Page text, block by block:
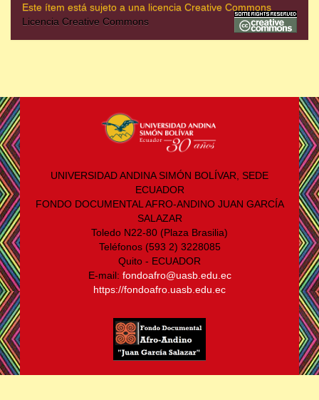
Este ítem está sujeto a una licencia Creative Commons
Licencia Creative Commons
UNIVERSIDAD ANDINA SIMÓN BOLÍVAR, SEDE
ECUADOR
FONDO DOCUMENTAL AFRO-ANDINO JUAN GARCÍA
SALAZAR
Toledo N22-80 (Plaza Brasilia)
Teléfonos (593 2) 3228085
Quito - ECUADOR
E-mail: fondoafro@uasb.edu.ec
https://fondoafro.uasb.edu.ec